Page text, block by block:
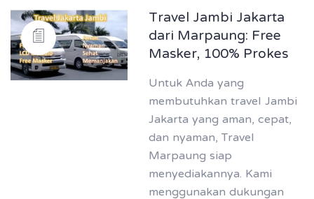
Travel Jambi Jakarta
dari Marpaung: Free
Masker, 100% Prokes
Untuk Anda yang
membutuhkan travel Jambi
Jakarta yang aman, cepat,
dan nyaman, Travel
Marpaung siap
menyediakannya. Kami
menggunakan dukungan